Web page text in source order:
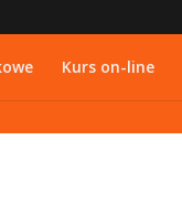
Kurs on-line